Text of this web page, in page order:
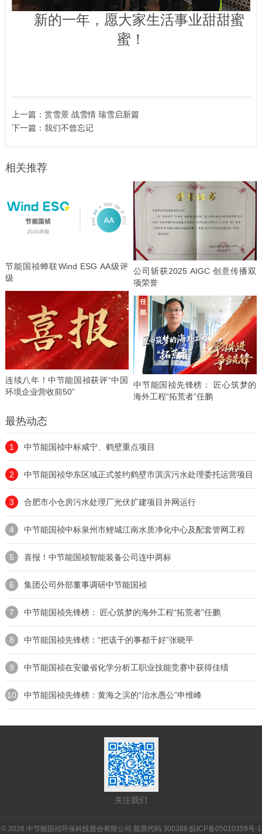
新的一年，愿大家生活事业甜甜蜜
蜜！
上一篇： 赏雪景 战雪情 瑞雪启新篇
下一篇： 我们不曾忘记
相关推荐
节能国祯蝉联Wind ESG AA级评
级
公司斩获2025 AIGC 创意传播双
项荣誉
连续八年！中节能国祯获评“中国
环境企业营收前50”
中节能国祯先锋榜： 匠心筑梦的
海外工程“拓荒者”任鹏
最热动态
1 中节能国祯中标咸宁、鹤壁重点项目
2 中节能国祯华东区域正式签约鹤壁市淇滨污水处理委托运营项目
3 合肥市小仓房污水处理厂光伏扩建项目并网运行
4 中节能国祯中标泉州市鲤城江南水质净化中心及配套管网工程
5 喜报！中节能国祯智能装备公司连中两标
6 集团公司外部董事调研中节能国祯
7 中节能国祯先锋榜： 匠心筑梦的海外工程“拓荒者”任鹏
8 中节能国祯先锋榜：“把该干的事都干好”张晓平
9 中节能国祯在安徽省化学分析工职业技能竞赛中获得佳绩
10 中节能国祯先锋榜：黄海之滨的“治水愚公”申维峰
关注我们
© 2026 中节能国祯环保科技股份有限公司 股票代码 300388 皖ICP备05010359号-1